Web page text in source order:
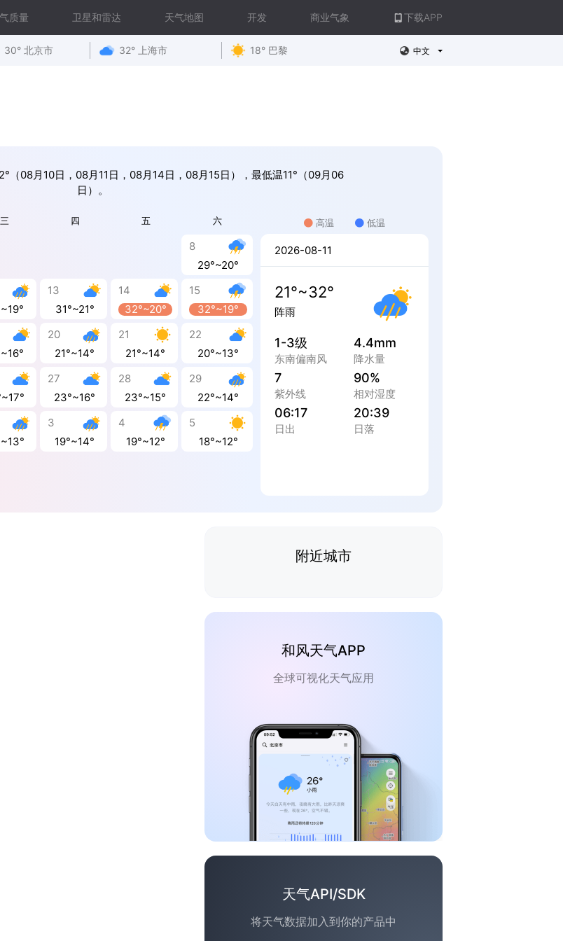
质量 卫星和雷达 天气地图 开发 商业气象 下载APP
30° 北京市 32° 上海市 18° 巴黎 中文
（08月10日，08月11日，08月14日，08月15日），最低温11°（09月06
日）。
三 四 五 六
8
29°~20°
13
31°~21°
14
32°~20°
15
32°~19°
20
21°~14°
21
21°~14°
22
20°~13°
27
23°~16°
28
23°~15°
29
22°~14°
3
19°~14°
4
19°~12°
5
18°~12°
高温 低温
2026-08-11
21°~32°
阵雨
1-3级
东南偏南风
4.4mm
降水量
7
紫外线
90%
相对湿度
06:17
日出
20:39
日落
附近城市
和风天气APP
全球可视化天气应用
天气API/SDK
将天气数据加入到你的产品中